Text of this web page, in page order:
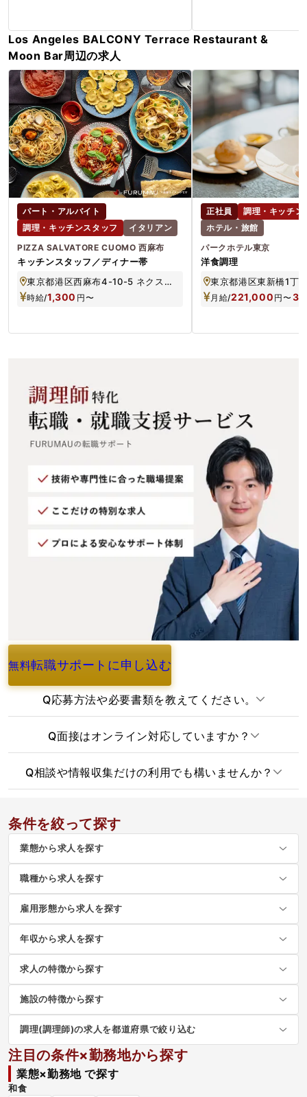
Los Angeles BALCONY Terrace Restaurant &
Moon Bar周辺の求人
パート・アルバイト
調理・キッチンスタッフ
イタリアン
PIZZA SALVATORE CUOMO 西麻布
キッチンスタッフ／ディナー帯
東京都港区西麻布4-10-5 ネクスト西麻布 1F
時給/1,300 円〜
正社員
調理・キッチン
ホテル・旅館
パークホテル東京
洋食調理
東京都港区東新橋1丁
月給/221,000 円〜
無料転職サポートに申し込む
よくあるご質問
Q応募方法や必要書類を教えてください。
Q面接はオンライン対応していますか？
Q相談や情報収集だけの利用でも構いませんか？
条件を絞って探す
業態から求人を探す
職種から求人を探す
雇用形態から求人を探す
年収から求人を探す
求人の特徴から探す
施設の特徴から探す
調理(調理師)の求人を都道府県で絞り込む
注目の条件×勤務地から探す
業態×勤務地 で探す
和食